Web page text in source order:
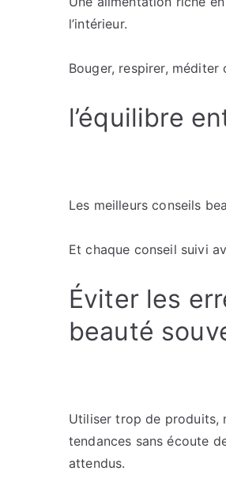
l’intérieur.
Bouger, respirer,
l’équilibre
Les meilleurs conseils
Et chaque conseil suivi
Éviter les
beauté
Utiliser trop de produits,
tendances sans écoute
attendus.